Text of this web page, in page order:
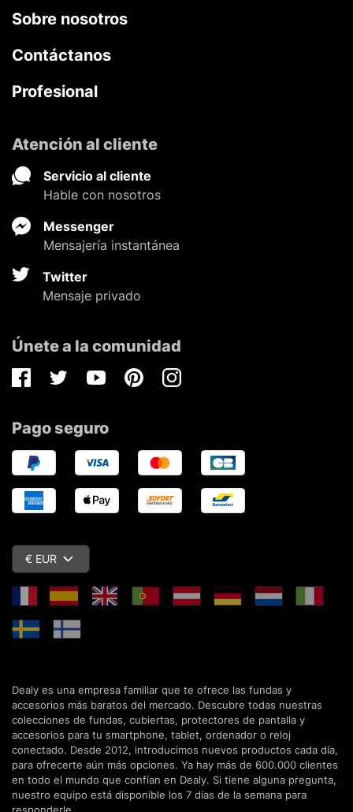
Sobre nosotros
Contáctanos
Profesional
Atención al cliente
Servicio al cliente
Hable con nosotros
Messenger
Mensajería instantánea
Twitter
Mensaje privado
Únete a la comunidad
FacebookTwitterYoutubePinterestInstagram
Pago seguro
€ EUR
Dealy es una empresa familiar que te ofrece las fundas y
accesorios más baratos del mercado. Descubre todas nuestras
colecciones de fundas, cubiertas, protectores de pantalla y
accesorios para tu smartphone, tablet, ordenador o reloj
conectado. Desde 2012, introducimos nuevos productos cada día,
para ofrecerte aún más opciones. Ya hay más de 600.000 clientes
en todo el mundo que confían en Dealy. Si tiene alguna pregunta,
nuestro equipo está disponible los 7 días de la semana para